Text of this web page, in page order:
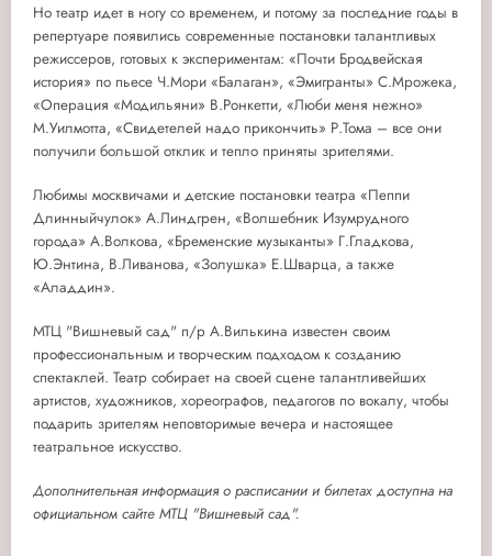
Но театр идет в ногу со временем, и потому за последние годы в
репертуаре появились современные постановки талантливых
режиссеров, готовых к экспериментам: «Почти Бродвейская
история» по пьесе Ч.Мори «Балаган», «Эмигранты» С.Мрожека,
«Операция «Модильяни» В.Ронкетти, «Люби меня нежно»
М.Уилмотта, «Свидетелей надо прикончить» Р.Тома – все они
получили большой отклик и тепло приняты зрителями.
Любимы москвичами и детские постановки театра «Пеппи
Длинныйчулок» А.Линдгрен, «Волшебник Изумрудного
города» А.Волкова, «Бременские музыканты» Г.Гладкова,
Ю.Энтина, В.Ливанова, «Золушка» Е.Шварца, а также
«Аладдин».
МТЦ "Вишневый сад" п/р А.Вилькина известен своим
профессиональным и творческим подходом к созданию
спектаклей. Театр собирает на своей сцене талантливейших
артистов, художников, хореографов, педагогов по вокалу, чтобы
подарить зрителям неповторимые вечера и настоящее
театральное искусство.
Дополнительная информация о расписании и билетах доступна на
официальном сайте МТЦ "Вишневый сад".